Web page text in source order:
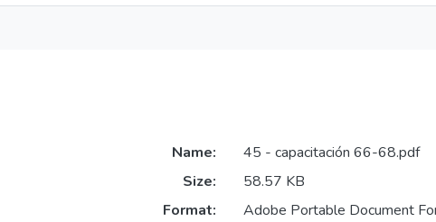
Name:
45 - capacitación 66-68.pdf
Size:
58.57 KB
Format:
Adobe Portable Document